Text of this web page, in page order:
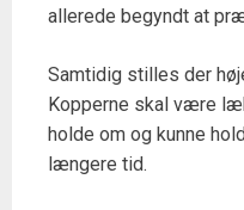
allerede begyndt at
Samtidig stilles der
Kopperne skal være
holde om og kunne
længere tid.